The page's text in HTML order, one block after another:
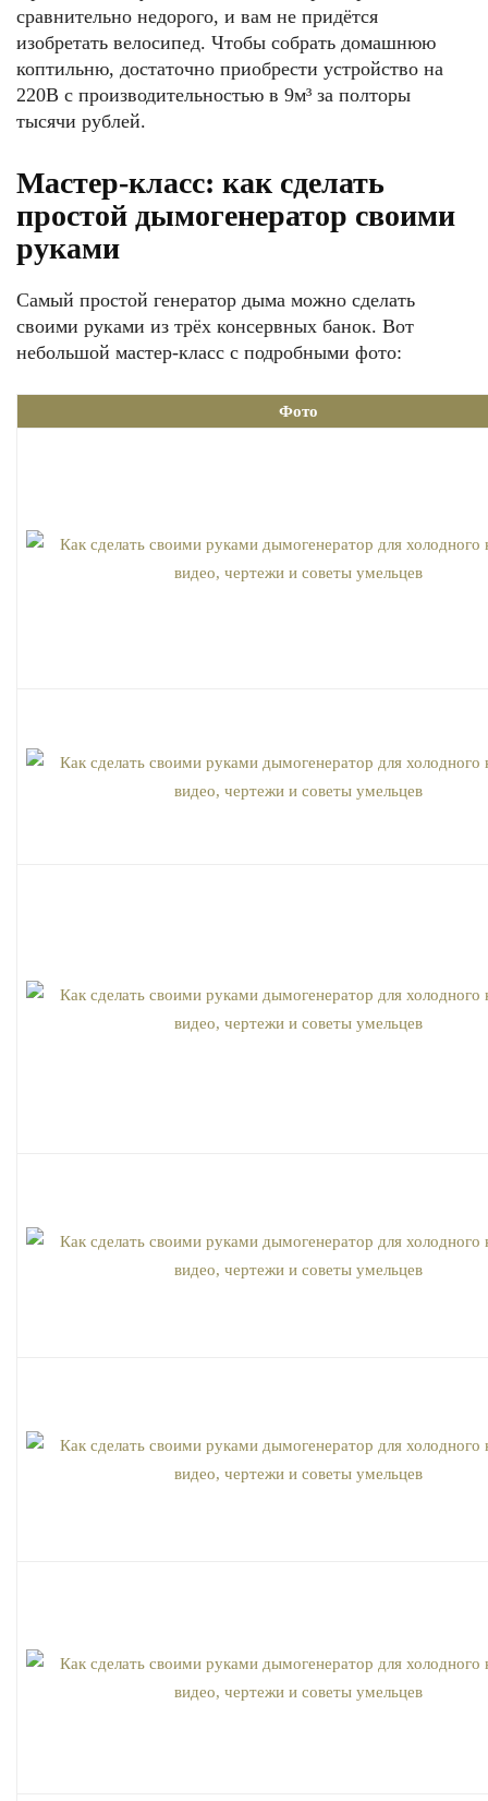
сравнительно недорого, и вам не придётся
изобретать велосипед. Чтобы собрать домашнюю
коптильню, достаточно приобрести устройство на
220В с производительностью в 9м³ за полторы
тысячи рублей.
Мастер-класс: как сделать
простой дымогенератор своими
руками
Самый простой генератор дыма можно сделать
своими руками из трёх консервных банок. Вот
небольшой мастер-класс с подробными фото:
Фото